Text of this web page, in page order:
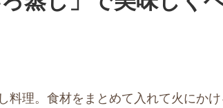
料理。食材をまとめて入れて火にか